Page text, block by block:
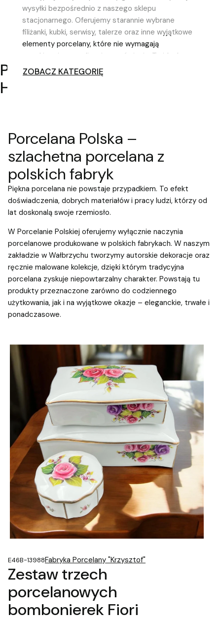
Cena regularna: 125,00 zł-40%
Najniższa cena:
125,00 zł -40%
PORCELANA DOSTĘPNA W 48
H
wysyłki bezpośrednio z naszego sklepu
stacjonarnego. Oferujemy starannie wybrane
filiżanki, kubki, serwisy, talerze oraz inne wyjątkowe
elementy porcelany, które nie wymagają
oczekiwania na realizację zamówienia. To idealne
rozwiązanie dla osób poszukujących eleganckiej
porcelany z szybką dostawą – zarówno na prezent,
ZOBACZ KATEGORIĘ
Porcelana Polska –
szlachetna porcelana z
polskich fabryk
Piękna porcelana nie powstaje przypadkiem. To efekt
doświadczenia, dobrych materiałów i pracy ludzi, którzy od
lat doskonalą swoje rzemiosło.
W Porcelanie Polskiej oferujemy wyłącznie naczynia
porcelanowe produkowane w polskich fabrykach. W naszym
zakładzie w Wałbrzychu tworzymy autorskie dekoracje oraz
ręcznie malowane kolekcje, dzięki którym tradycyjna
porcelana zyskuje niepowtarzalny charakter. Powstają tu
produkty przeznaczone zarówno do codziennego
użytkowania, jak i na wyjątkowe okazje – eleganckie, trwałe i
ponadczasowe.
E46B-13988Fabryka Porcelany "Krzysztof"
Zestaw trzech
porcelanowych
bombonierek Fiori